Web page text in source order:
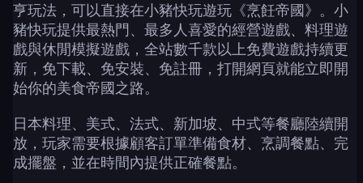
亨玩法，可以直接在小豬快玩遊玩《烹飪帝國》。小
豬快玩提供最熱門、最多人喜愛的經營遊戲、料理遊
戲與休閒模擬遊戲，全站數千款以上免費遊戲持續更
新，免下載、免安裝、免註冊，打開網頁就能立即開
始你的美食帝國之路。
日本料理、美式、法式、新加坡、中式等餐廳陸續開
放，玩家需要根據顧客訂單準備食材、烹調餐點、完
成擺盤，並在時間內提供正確餐點。